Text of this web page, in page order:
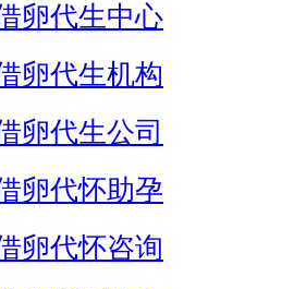
卵代生中心
卵代生机构
卵代生公司
卵代怀助孕
卵代怀咨询